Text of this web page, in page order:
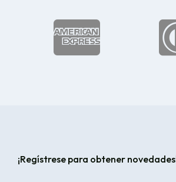

¡Regístrese para obtener